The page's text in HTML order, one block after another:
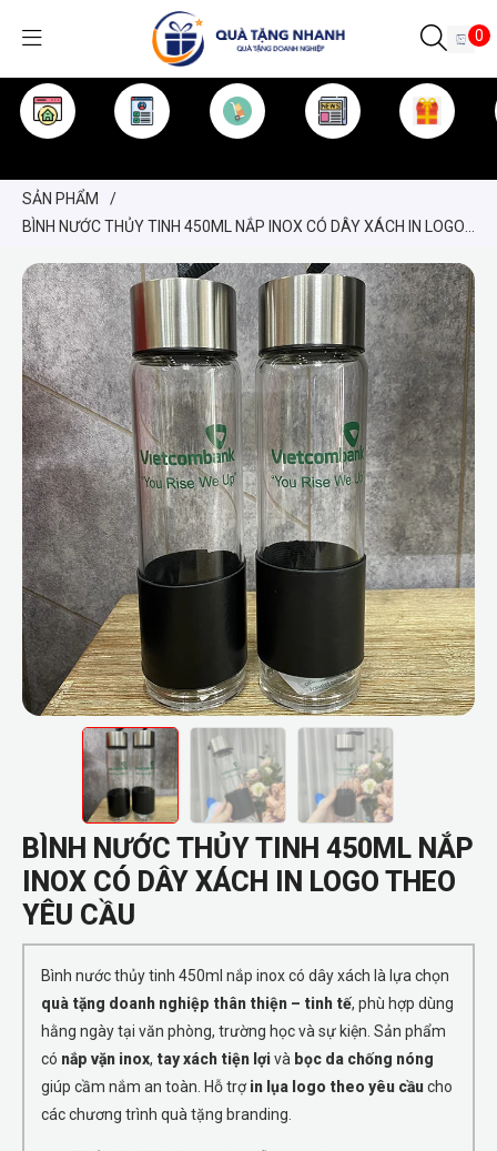
0
SẢN PHẨM
/
BÌNH NƯỚC THỦY TINH 450ML NẮP INOX CÓ DÂY XÁCH IN LOGO
BÌNH NƯỚC THỦY TINH 450ML NẮP
INOX CÓ DÂY XÁCH IN LOGO THEO
YÊU CẦU
Bình nước thủy tinh 450ml nắp inox có dây xách là lựa chọn
quà tặng doanh nghiệp thân thiện – tinh tế, phù hợp dùng
hằng ngày tại văn phòng, trường học và sự kiện. Sản phẩm
có nắp vặn inox, tay xách tiện lợivà bọc da chống nóng
giúp cầm nắm an toàn. Hỗ trợin lụa logo theo yêu cầucho
các chương trình quà tặng branding.